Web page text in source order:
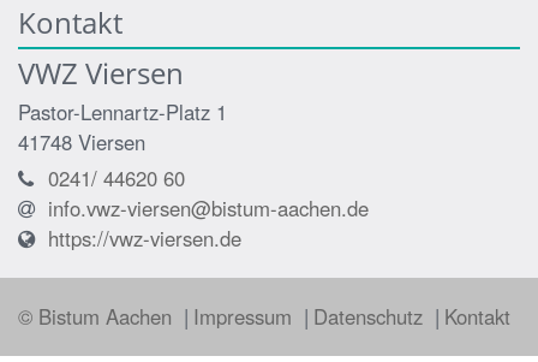
Kontakt
VWZ Viersen
Pastor-Lennartz-Platz 1
41748 Viersen
0241/ 44620 60
info.vwz-viersen@bistum-aachen.de
https://vwz-viersen.de
© Bistum Aachen Impressum Datenschutz Kontakt